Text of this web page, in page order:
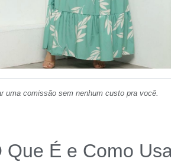
uma comissão sem nenhum custo pra você.
Que É e Como